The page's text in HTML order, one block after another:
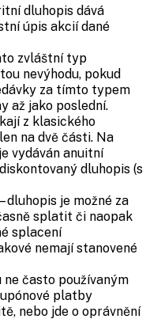
dluhopis dává
úpis akcií dané
zvláštní typ
nevýhodu, pokud
za tímto typem
až jako poslední.
z klasického
na dvě části. Na
vydáván anuitní
dluhopis (s
dluhopis je možné za
splatit či naopak
splacení
nemají stanovené
ne často používaným
platby
nebo jde o oprávnění